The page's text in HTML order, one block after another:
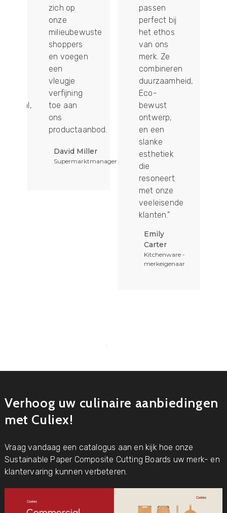
zich op
onze
milieubewuste
shoppers
en voegen
een
vleugje
verfijning
toe aan
ons
productaanbod.
David Miller
Supermarktmanager
passen
perfect bij
het ethos
van ons
merk. Ze
combineren
duurzaamheid,
Eco-
bewust
ontwerp,
en een
slanke
esthetiek
die
resoneert
met onze
veeleisende
klanten.”
Emily
Carter
Kitchenware -
merkeigenaar
Verhoog uw culinaire aanbiedingen
met Culiex!
Vraag vandaag een catalogus aan en kijk hoe onze
Sustainable Paper Composite Cutting Boards uw merk- en
klantervaring kunnen verbeteren.